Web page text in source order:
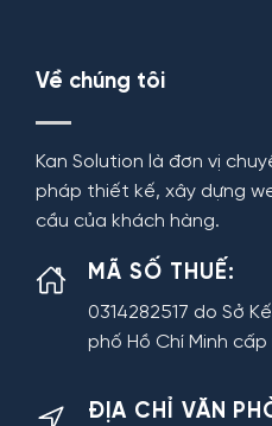
Về chúng tôi
Kan Solution là đơn vị
pháp thiết kế, xây dựng
cầu của khách hàng.
MÃ SỐ THUẾ:
0314282517 do Sở
phố Hồ Chí Minh cấp
ĐỊA CHỈ VĂN